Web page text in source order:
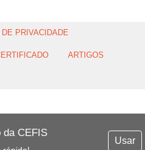
da CEFIS
Usar
DE PRIVACIDADE
ARTIGOS